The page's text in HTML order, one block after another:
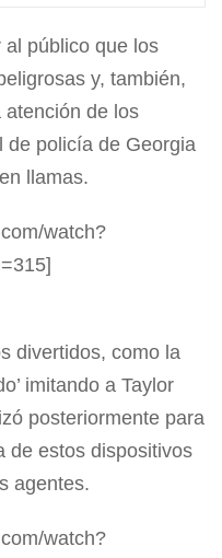
público que los
y, también,
de los
de policía de Georgia
llamas.
watch?
divertidos, como la
imitando a Taylor
posteriormente para
de estos dispositivos
agentes.
watch?